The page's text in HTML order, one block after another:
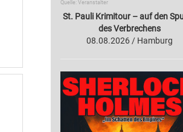
Quelle: Veranstalter
St. Pauli Krimitour – auf den
des Verbrechens
08.08.2026 / Hamburg